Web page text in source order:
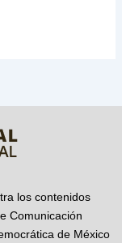
los contenidos
Comunicación
de México